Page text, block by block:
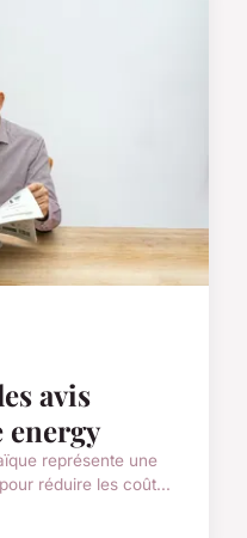
avis
energy
représente une
réduire les coût...